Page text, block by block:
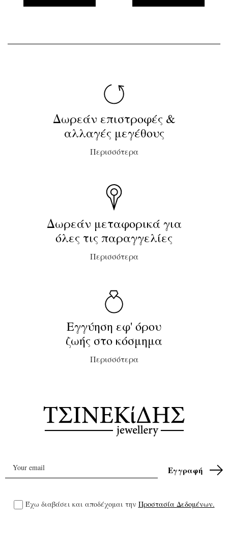
Δωρεάν επιστροφές &
αλλαγές μεγέθους
Περισσότερα
Δωρεάν μεταφορικά για
όλες τις παραγγελίες
Περισσότερα
Εγγύηση εφ' όρου
ζωής στο κόσμημα
Περισσότερα
Έχω διαβάσει και αποδέχομαι την Προστασία Δεδομένων.